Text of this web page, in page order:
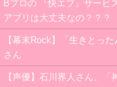
Bプロの 『快エブ』サービ
アプリは大丈夫なの？？？
【幕末Rock】「生きとっ
さん
【声優】石川界人さん、